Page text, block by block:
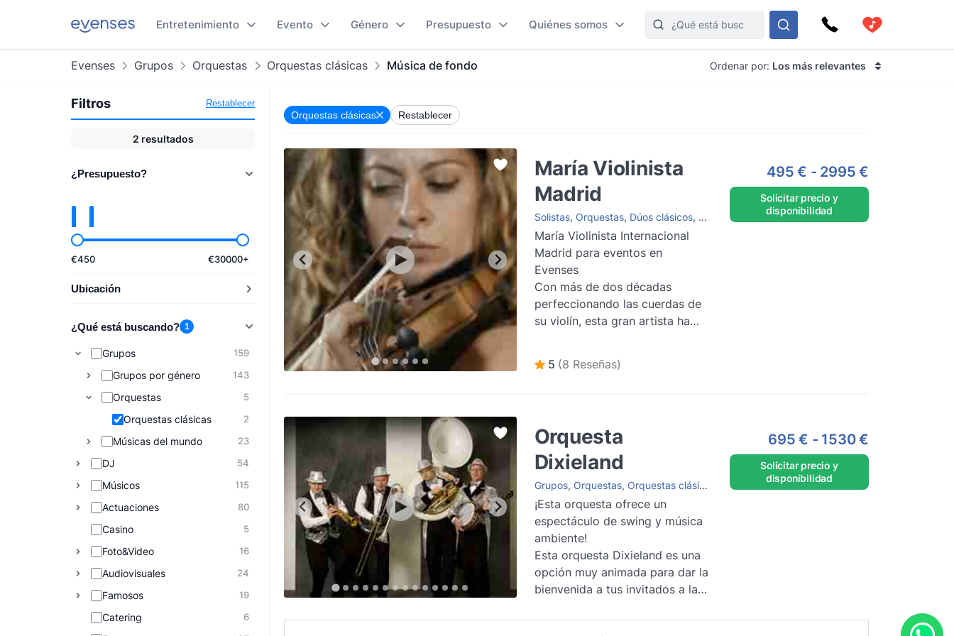
Entretenimiento Evento Género Presupuesto Quiénes somos
Evenses Grupos Orquestas Orquestas clásicas Música de fondo Ordenar por: Los más relevantes
Filtros Restablecer
2 resultados
¿Presupuesto?
€450 €30000+
Ubicación
¿Qué está buscando? 1
Grupos 159
Grupos por género 143
Orquestas 5
Orquestas clásicas 2
Músicas del mundo 23
DJ 54
Músicos 115
Actuaciones 80
Casino 5
Foto&Video 16
Audiovisuales 24
Famosos 19
Catering 6
Orquestas clásicas Restablecer
María Violinista
Madrid
Solistas, Orquestas, Dúos clásicos, Violinistas Orquestas clásicas Grupos de música
María Violinista Internacional
Madrid para eventos en
Evenses
Con más de dos décadas
perfeccionando las cuerdas de
su violín, esta gran artista ha
música clásic...
5 (8 Reseñas)
495 € - 2995 €
Solicitar precio y
disponibilidad
Orquesta
Dixieland
Grupos, Orquestas, Orquestas clásicas
¡Esta orquesta ofrece un
espectáculo de swing y música
ambiente!
Esta orquesta Dixieland es una
opción muy animada para dar la
bienvenida a tus invitados a la
inauguració... Leer más
695 € - 1530 €
Solicitar precio y
disponibilidad